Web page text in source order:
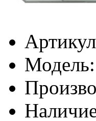
Модель: